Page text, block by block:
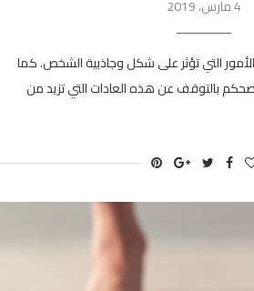
4 مارس، 2019
الأمور التي تؤثر على شكل وجاذبية الشخص. كما
بالتوقف عن هذه العادات التي تزيد من